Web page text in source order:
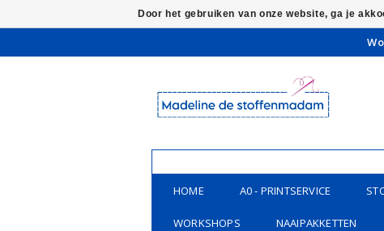
HOME A0 - PRINTSERVICE
WORKSHOPS NAAIPAKKETTEN
Door het gebruiken van onze website, ga je